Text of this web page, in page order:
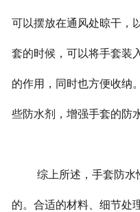
可以摆放在通风处晾干，
套的时候，可以将手套装
的作用，同时也方便收纳
些防水剂，增强手套的防
综上所述，手套防水
的。合适的材料、细节处